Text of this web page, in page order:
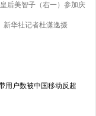
后美智子（右一）参加庆
新华社记者杜潇逸摄
用户数被中国移动反超